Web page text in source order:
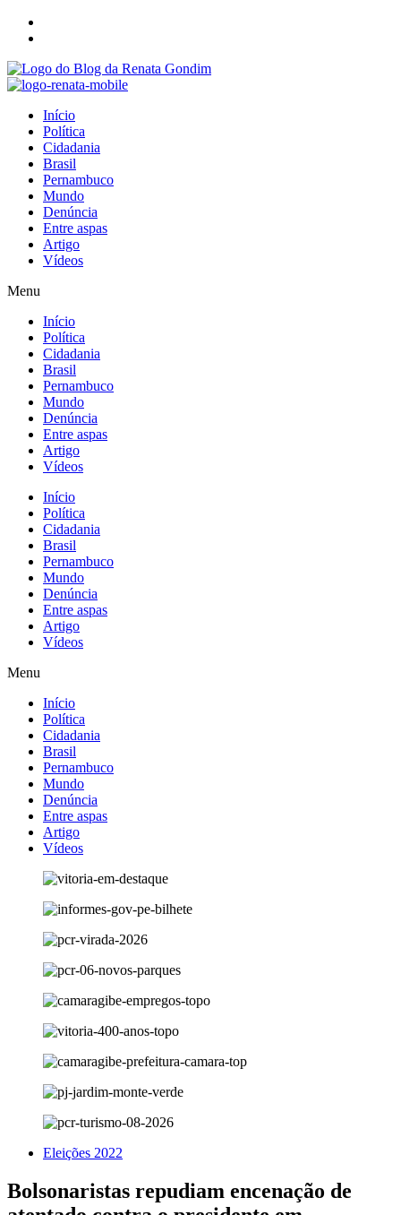
Início
Política
Cidadania
Brasil
Pernambuco
Mundo
Denúncia
Entre aspas
Artigo
Vídeos
Menu
Início
Política
Cidadania
Brasil
Pernambuco
Mundo
Denúncia
Entre aspas
Artigo
Vídeos
Início
Política
Cidadania
Brasil
Pernambuco
Mundo
Denúncia
Entre aspas
Artigo
Vídeos
Menu
Início
Política
Cidadania
Brasil
Pernambuco
Mundo
Denúncia
Entre aspas
Artigo
Vídeos
Eleições 2022
Bolsonaristas repudiam encenação de